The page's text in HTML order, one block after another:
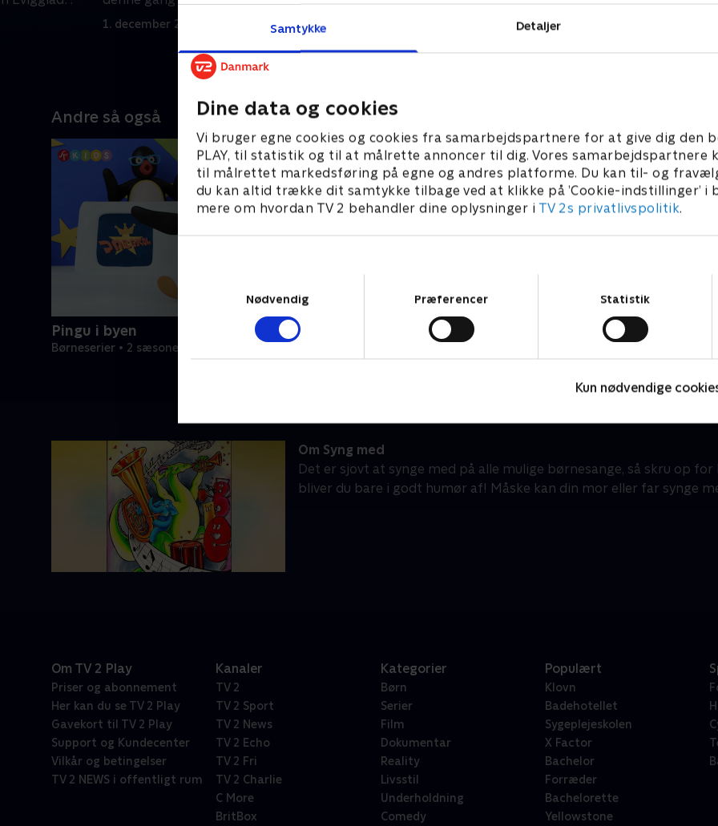
Samtykke Detaljer
Dine data og cookies
Vi bruger egne cookies og cookies fra samarbejdspartnere for at give dig den
PLAY, til statistik og til at målrette annoncer til dig. Vores samarbejdspartnere
til målrettet markedsføring på egne og andres platforme. Du kan til- og
du kan altid trække dit samtykke tilbage ved at klikke på ’Cookie-indstillinger’ i
mere om hvordan TV 2 behandler dine oplysninger i TV 2s privatlivspolitik.
Nødvendig
Præferencer Statistik
Kun nødvendige
1. december 2020 • 2 min
1. december 2020 • 2 min
Andre så også
Pingu i byen
Børneserier • 2 sæsoner
Sørøverne flytter ind
Om Syng med
Det er sjovt at synge med på alle mulige børnesange, så skru op for
bliver du bare i godt humør af! Måske kan din mor eller far synge
Om TV 2 Play
Priser og abonnement
Her kan du se TV 2 Play
Gavekort til TV 2 Play
Support og Kundecenter
Vilkår og betingelser
TV 2 NEWS i offentligt rum
Kanaler
TV 2
TV 2 Sport
TV 2 News
TV 2 Echo
TV 2 Fri
TV 2 Charlie
C More
BritBox
Kategorier
Børn
Serier
Film
Dokumentar
Reality
Livsstil
Underholdning
Comedy
Populært
Klovn
Badehotellet
Sygeplejeskolen
X Factor
Bachelor
Forræder
Bachelorette
Yellowstone